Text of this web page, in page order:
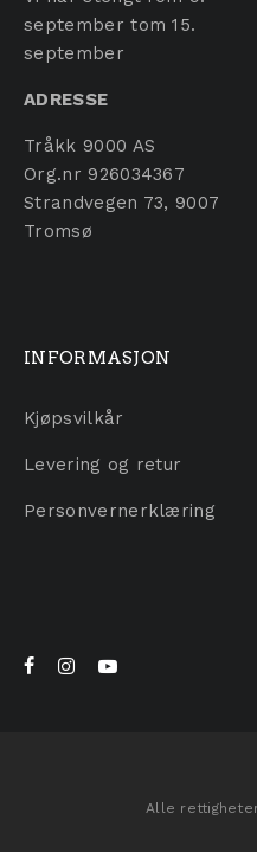
september tom 15.
september
ADRESSE
Tråkk 9000 AS
Org.nr 926034367
Strandvegen 73, 9007
Tromsø
INFORMASJON
Kjøpsvilkår
Levering og retur
Personvernerklæring
Alle